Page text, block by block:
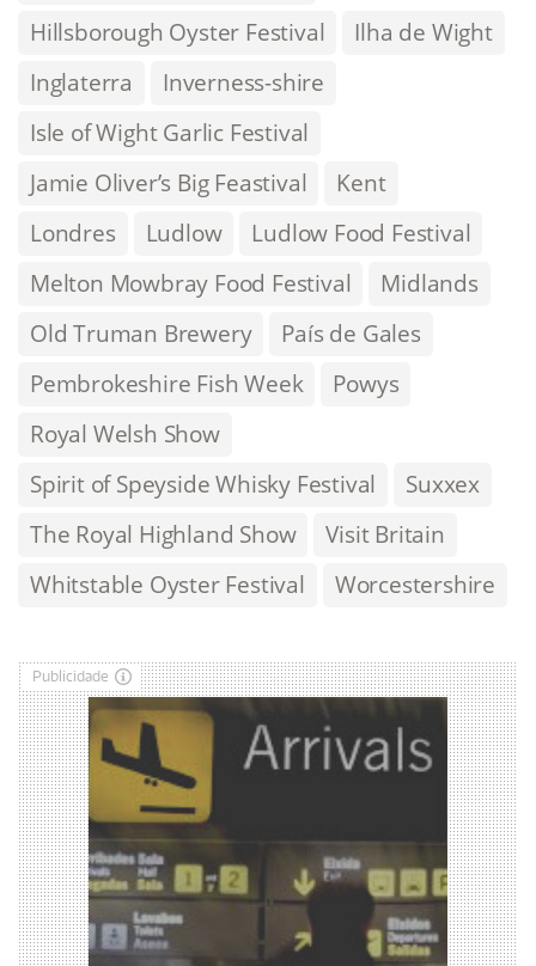
Hillsborough Oyster Festival
Ilha de Wight
Inglaterra
Inverness-shire
Isle of Wight Garlic Festival
Jamie Oliver’s Big Feastival
Kent
Londres
Ludlow
Ludlow Food Festival
Melton Mowbray Food Festival
Midlands
Old Truman Brewery
País de Gales
Pembrokeshire Fish Week
Powys
Royal Welsh Show
Spirit of Speyside Whisky Festival
Suxxex
The Royal Highland Show
Visit Britain
Whitstable Oyster Festival
Worcestershire
Publicidade